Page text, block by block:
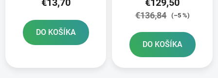
€13,70
DO KOŠÍKA
€129,50
€136,84 (–5 %)
DO KOŠÍKA